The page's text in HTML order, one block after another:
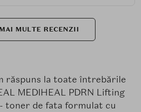
MULTE RECENZII
răspuns la toate întrebările
MEDIHEAL PDRN Lifting
- toner de fata formulat cu